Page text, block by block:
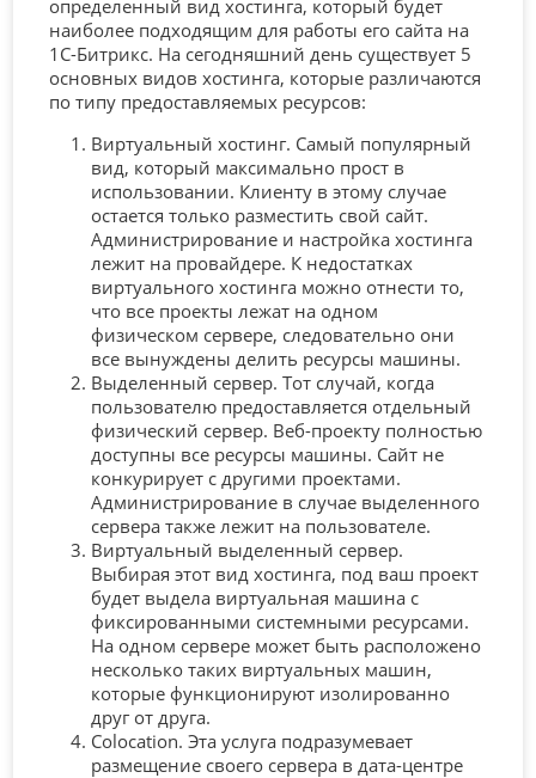
определенный вид хостинга, который будет
наиболее подходящим для работы его сайта на
1С-Битрикс. На сегодняшний день существует 5
основных видов хостинга, которые различаются
по типу предоставляемых ресурсов:
Виртуальный хостинг. Самый популярный
вид, который максимально прост в
использовании. Клиенту в этому случае
остается только разместить свой сайт.
Администрирование и настройка хостинга
лежит на провайдере. К недостатках
виртуального хостинга можно отнести то,
что все проекты лежат на одном
физическом сервере, следовательно они
все вынуждены делить ресурсы машины.
Выделенный сервер. Тот случай, когда
пользователю предоставляется отдельный
физический сервер. Веб-проекту полностью
доступны все ресурсы машины. Сайт не
конкурирует с другими проектами.
Администрирование в случае выделенного
сервера также лежит на пользователе.
Виртуальный выделенный сервер.
Выбирая этот вид хостинга, под ваш проект
будет выдела виртуальная машина с
фиксированными системными ресурсами.
На одном сервере может быть расположено
несколько таких виртуальных машин,
которые функционируют изолированно
друг от друга.
Colocation. Эта услуга подразумевает
размещение своего сервера в дата-центре